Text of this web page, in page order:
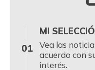
01
MI
Vea las
acuerdo con
interés.